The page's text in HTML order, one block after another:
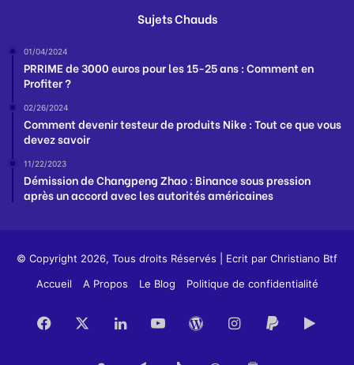
Sujets Chauds
01/04/2024
PRRIME de 3000 euros pour les 15-25 ans : Comment en
Profiter ?
02/26/2024
Comment devenir testeur de produits Nike : Tout ce que vous
devez savoir
11/22/2023
Démission de Changpeng Zhao : Binance sous pression
après un accord avec les autorités américaines
© Copyright 2026, Tous droits Réservés | Ecrit par Christiano Btf
Accueil
A Propos Le Blog Politique de confidentialité
Facebook LinkedinYouTubeWordPress
Instagram
PayPal